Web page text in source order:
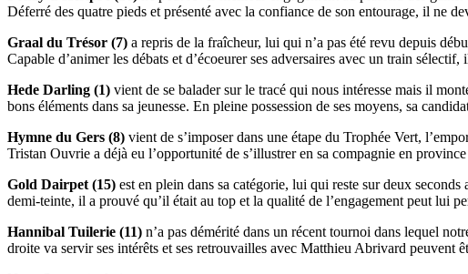
Déferré des quatre pieds et présenté avec la confiance de son entourage, il ne
Graal du Trésor (7) a repris de la fraîcheur, lui qui n’a pas été revu depuis
Capable d’animer les débats et d’écoeurer ses adversaires avec un train
Hede Darling (1) vient de se balader sur le tracé qui nous intéresse mais il
bons éléments dans sa jeunesse. En pleine possession de ses moyens, sa
Hymne du Gers (8) vient de s’imposer dans une étape du Trophée Vert,
Tristan Ouvrie a déjà eu l’opportunité de s’illustrer en sa compagnie en
Gold Dairpet (15) est en plein dans sa catégorie, lui qui reste sur deux
demi-teinte, il a prouvé qu’il était au top et la qualité de l’engagement peut lui
Hannibal Tuilerie (11) n’a pas démérité dans un récent tournoi dans lequel
droite va servir ses intérêts et ses retrouvailles avec Matthieu Abrivard peuvent